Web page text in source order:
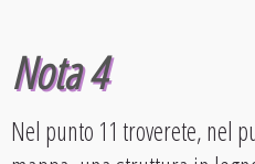
Nota 4
Nel punto 11 troverete, nel